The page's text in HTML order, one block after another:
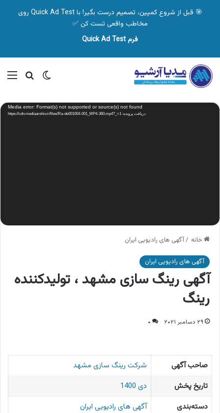
🎯 قبل از شروع کمپین، تصمیم درست بگیر! با Quick Ad Test روی
مخاطب واقعی تست کن ✅
فرم Quick Ad Test
تغییر پوسته
نمایشگر
ویدیو Media error: Format(s) not supported or source(s) not found
دریافت پرونده: https://cdn.mediaarshiv.ir/files/Ra-de001004-001_MP4-360.mp4?_=1
خانه /آگهی های رادیویی ایران
آگهی های رادیویی ایران
آگهی رینگ سازی مشهد ، تولیدکننده
رینگ
۲۹ دسامبر ۲۰۲۱ ۰
صاحب آگهی
شرکت رینگ سازی مشهد
تاریخ پخش
دی 1400
دسته‌بندی
آگهی های رادیویی ایران